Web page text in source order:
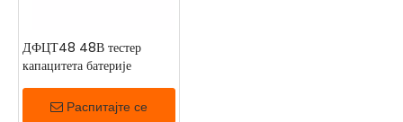
ДФЦТ48 48В тестер
капацитета батерије
Распитајте се